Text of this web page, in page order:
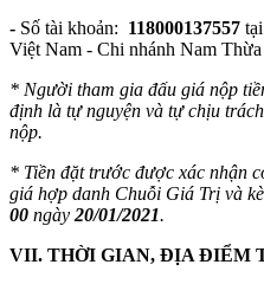
- Số tài khoản: 118000137557
Việt Nam - Chi nhánh Nam
* Người tham gia đấu giá nộp
định là tự nguyện và tự chịu
nộp.
* Tiền đặt trước được xác nhận
giá hợp danh Chuỗi Giá Trị và
00 ngày 20/01/2021.
VII. THỜI GIAN, ĐỊA ĐIỂM